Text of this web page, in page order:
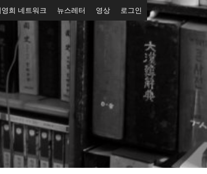
영희 네트워크 뉴스레터 영상 로그인